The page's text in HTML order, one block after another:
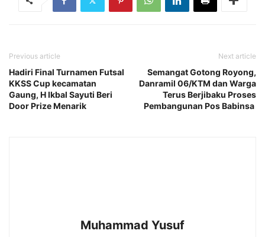
Previous article
Hadiri Final Turnamen Futsal
KKSS Cup kecamatan
Gaung, H Ikbal Sayuti Beri
Door Prize Menarik
Next article
Semangat Gotong Royong,
Danramil 06/KTM dan Warga
Terus Berjibaku Proses
Pembangunan Pos Babinsa
Muhammad Yusuf